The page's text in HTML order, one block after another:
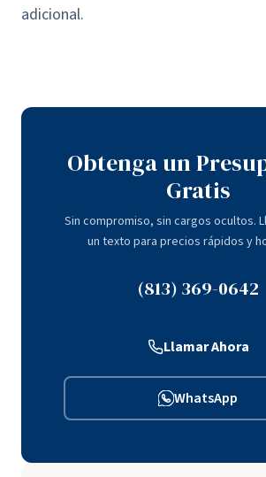
adicional.
Obtenga un
Gratis
Sin compromiso, sin cargos ocultos.
un texto para precios rápidos y
(813) 369-0642
Llamar Ahora
WhatsApp